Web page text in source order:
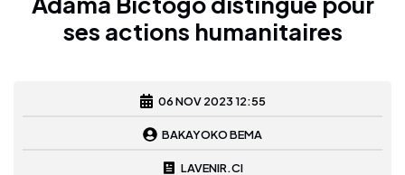
ses actions humanitaires
06 NOV 2023 12:55
BAKAYOKO BEMA
LAVENIR.CI